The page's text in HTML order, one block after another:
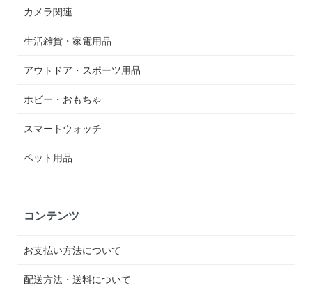
カメラ関連
生活雑貨・家電用品
アウトドア・スポーツ用品
ホビー・おもちゃ
スマートウォッチ
ペット用品
コンテンツ
お支払い方法について
配送方法・送料について